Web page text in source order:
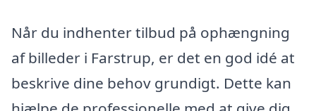
Når du indhenter tilbud på ophængning
af billeder i Farstrup, er det en god idé at
beskrive dine behov grundigt. Dette kan